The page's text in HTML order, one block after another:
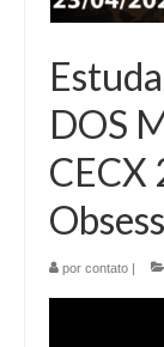
DOS
por contato |